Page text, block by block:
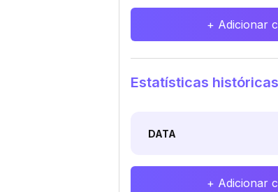
+ Adicionar
Estatísticas históricas
DATA
+ Adicionar